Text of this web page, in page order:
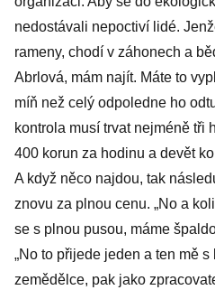
nedostávali nepoctiví lidé.
rameny, chodí v záhonech a
Abrlová, mám najít. Máte to
míň než celý odpoledne ho
kontrola musí trvat nejméně tři
400 korun za hodinu a devět
A když něco najdou, tak
znovu za plnou cenu. „No a
se s plnou pusou, máme
„No to přijede jeden a ten mě
zemědělce, pak jako